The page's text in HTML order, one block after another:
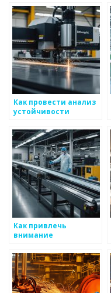
металлоизделий
Как провести анализ
устойчивости
металоизделий
Как привлечь
внимание
экспертов в области
металоизделий